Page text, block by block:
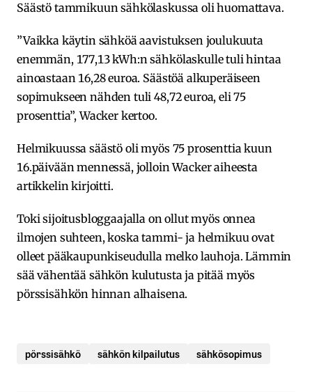
Säästö tammikuun sähkölaskussa oli huomattava.
”Vaikka käytin sähköä aavistuksen joulukuuta
enemmän, 177,13 kWh:n sähkölaskulle tuli hintaa
ainoastaan 16,28 euroa. Säästöä alkuperäiseen
sopimukseen nähden tuli 48,72 euroa, eli 75
prosenttia”, Wacker kertoo.
Helmikuussa säästö oli myös 75 prosenttia kuun
16.päivään mennessä, jolloin Wacker aiheesta
artikkelin kirjoitti.
Toki sijoitusbloggaajalla on ollut myös onnea
ilmojen suhteen, koska tammi- ja helmikuu ovat
olleet pääkaupunkiseudulla melko lauhoja. Lämmin
sää vähentää sähkön kulutusta ja pitää myös
pörssisähkön hinnan alhaisena.
pörssisähkö sähkön kilpailutus sähkösopimus